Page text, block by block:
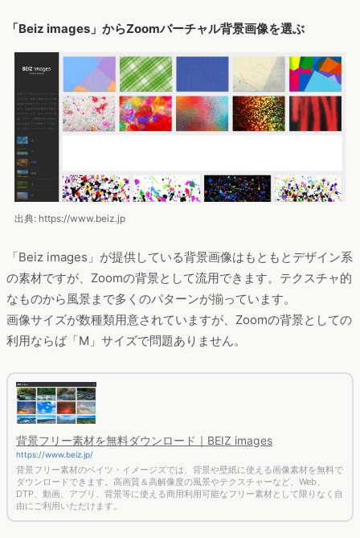
「Beiz images」からZoomバーチャル背景画像を選ぶ
出典: https://www.beiz.jp
「Beiz images」が提供している背景画像はもともとデザイン系
の素材ですが、Zoomの背景として流用できます。テクスチャ的
なものから風景まで多くのパターンが揃っています。
画像サイズが数種類用意されていますが、Zoomの背景としての
利用ならば「M」サイズで問題ありません。
背景フリー素材を無料ダウンロード｜BEIZ images
https://www.beiz.jp/
背景フリー素材のベイツ・イメージズでは、背景や壁紙に使える画像素材を無料で
ダウンロードできます。高画質＆高解像度の風景やテクスチャーなど、Web、
DTP、動画、アプリ、背景等に使える商用利用可能なフリー素材として限りなく自
由にご利用いただけます。